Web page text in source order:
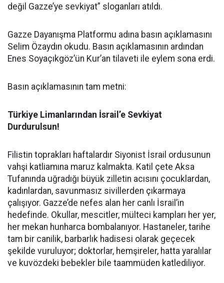
değil Gazze’ye sevkiyat” sloganları atıldı.
Gazze Dayanışma Platformu adına basın açıklamasını
Selim Özaydın okudu. Basın açıklamasının ardından
Enes Soyaçıkgöz’ün Kur’an tilaveti ile eylem sona erdi.
Basın açıklamasının tam metni:
Türkiye Limanlarından İsrail’e Sevkiyat
Durdurulsun!
Filistin toprakları haftalardır Siyonist İsrail ordusunun
vahşi katliamına maruz kalmakta. Katil çete Aksa
Tufanında uğradığı büyük zilletin acısını çocuklardan,
kadınlardan, savunmasız sivillerden çıkarmaya
çalışıyor. Gazze’de nefes alan her canlı İsrail’in
hedefinde. Okullar, mescitler, mülteci kampları her yer,
her mekan hunharca bombalanıyor. Hastaneler, tarihe
tam bir canilik, barbarlık hadisesi olarak geçecek
şekilde vuruluyor; doktorlar, hemşireler, hatta yaralılar
ve kuvözdeki bebekler bile taammüden katlediliyor.